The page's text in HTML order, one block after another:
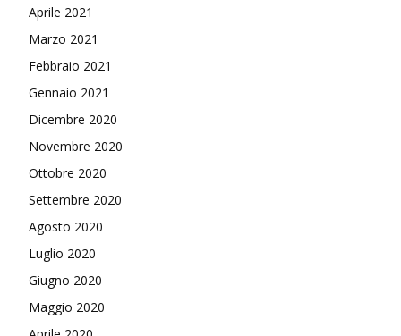
Aprile 2021
Marzo 2021
Febbraio 2021
Gennaio 2021
Dicembre 2020
Novembre 2020
Ottobre 2020
Settembre 2020
Agosto 2020
Luglio 2020
Giugno 2020
Maggio 2020